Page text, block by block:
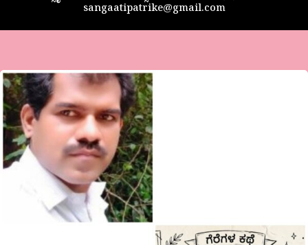
sangaatipatrike@gmail.com
ನಾಗರಾಜ
ಬಿ.ನಾಯ್ಕ
ಅವರ
ಕವಿತೆ